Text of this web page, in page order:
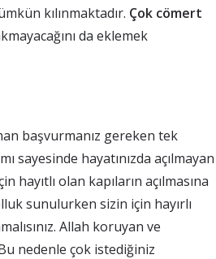
kılınmaktadır. Çok cömert
da eklemek
başvurmanız gereken tek
sayesinde hayatınızda açılmayan
hayıtlı olan kapıların açılmasına
sunulurken sizin için hayırlı
Allah koruyan ve
nedenle çok istediğiniz